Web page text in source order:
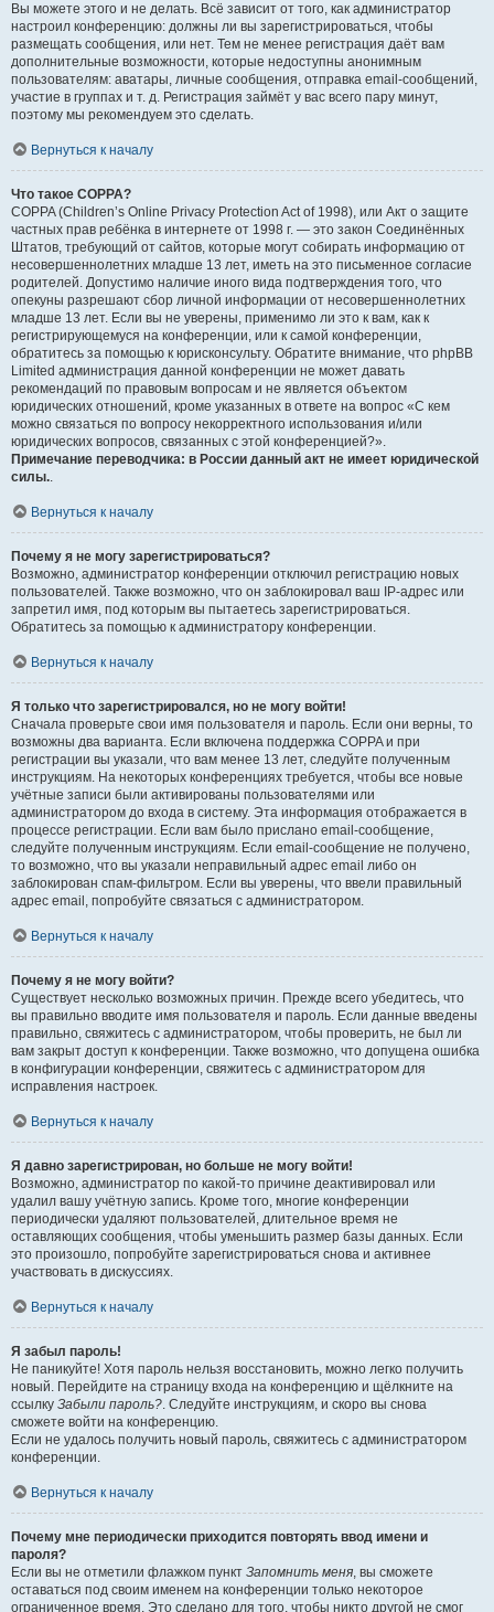
Вы можете этого и не делать. Всё зависит от того, как администратор
настроил конференцию: должны ли вы зарегистрироваться, чтобы
размещать сообщения, или нет. Тем не менее регистрация даёт вам
дополнительные возможности, которые недоступны анонимным
пользователям: аватары, личные сообщения, отправка email-сообщений,
участие в группах и т. д. Регистрация займёт у вас всего пару минут,
поэтому мы рекомендуем это сделать.
Вернуться к началу
Что такое COPPA?
COPPA (Children’s Online Privacy Protection Act of 1998), или Акт о защите
частных прав ребёнка в интернете от 1998 г. — это закон Соединённых
Штатов, требующий от сайтов, которые могут собирать информацию от
несовершеннолетних младше 13 лет, иметь на это письменное согласие
родителей. Допустимо наличие иного вида подтверждения того, что
опекуны разрешают сбор личной информации от несовершеннолетних
младше 13 лет. Если вы не уверены, применимо ли это к вам, как к
регистрирующемуся на конференции, или к самой конференции,
обратитесь за помощью к юрисконсульту. Обратите внимание, что phpBB
Limited администрация данной конференции не может давать
рекомендаций по правовым вопросам и не является объектом
юридических отношений, кроме указанных в ответе на вопрос «С кем
можно связаться по вопросу некорректного использования и/или
юридических вопросов, связанных с этой конференцией?».
Примечание переводчика: в России данный акт не имеет юридической
силы..
Вернуться к началу
Почему я не могу зарегистрироваться?
Возможно, администратор конференции отключил регистрацию новых
пользователей. Также возможно, что он заблокировал ваш IP-адрес или
запретил имя, под которым вы пытаетесь зарегистрироваться.
Обратитесь за помощью к администратору конференции.
Вернуться к началу
Я только что зарегистрировался, но не могу войти!
Сначала проверьте свои имя пользователя и пароль. Если они верны, то
возможны два варианта. Если включена поддержка COPPA и при
регистрации вы указали, что вам менее 13 лет, следуйте полученным
инструкциям. На некоторых конференциях требуется, чтобы все новые
учётные записи были активированы пользователями или
администратором до входа в систему. Эта информация отображается в
процессе регистрации. Если вам было прислано email-сообщение,
следуйте полученным инструкциям. Если email-сообщение не получено,
то возможно, что вы указали неправильный адрес email либо он
заблокирован спам-фильтром. Если вы уверены, что ввели правильный
адрес email, попробуйте связаться с администратором.
Вернуться к началу
Почему я не могу войти?
Существует несколько возможных причин. Прежде всего убедитесь, что
вы правильно вводите имя пользователя и пароль. Если данные введены
правильно, свяжитесь с администратором, чтобы проверить, не был ли
вам закрыт доступ к конференции. Также возможно, что допущена ошибка
в конфигурации конференции, свяжитесь с администратором для
исправления настроек.
Вернуться к началу
Я давно зарегистрирован, но больше не могу войти!
Возможно, администратор по какой-то причине деактивировал или
удалил вашу учётную запись. Кроме того, многие конференции
периодически удаляют пользователей, длительное время не
оставляющих сообщения, чтобы уменьшить размер базы данных. Если
это произошло, попробуйте зарегистрироваться снова и активнее
участвовать в дискуссиях.
Вернуться к началу
Я забыл пароль!
Не паникуйте! Хотя пароль нельзя восстановить, можно легко получить
новый. Перейдите на страницу входа на конференцию и щёлкните на
ссылку Забыли пароль?. Следуйте инструкциям, и скоро вы снова
сможете войти на конференцию.
Если не удалось получить новый пароль, свяжитесь с администратором
конференции.
Вернуться к началу
Почему мне периодически приходится повторять ввод имени и
пароля?
Если вы не отметили флажком пункт Запомнить меня, вы сможете
оставаться под своим именем на конференции только некоторое
ограниченное время. Это сделано для того, чтобы никто другой не смог